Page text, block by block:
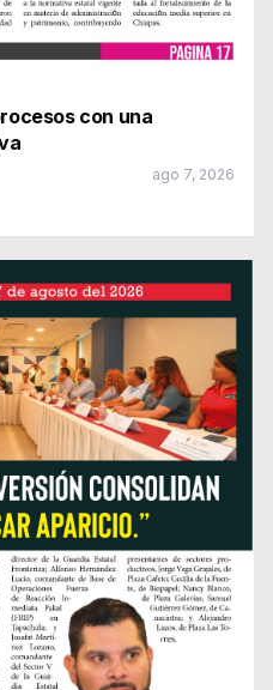
con una
ago 7, 2026